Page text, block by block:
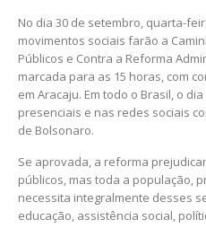
No dia 30 de setembro, quarta-
movimentos sociais farão a
Públicos e Contra a Reforma
marcada para as 15 horas, com
em Aracaju. Em todo o Brasil, o
presenciais e nas redes sociais
de Bolsonaro.
Se aprovada, a reforma
públicos, mas toda a população,
necessita integralmente desses
educação, assistência social,